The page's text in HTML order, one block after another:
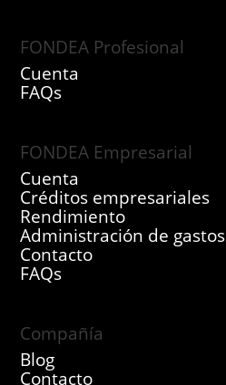
FONDEA Profesional
Cuenta
FAQs
FONDEA Empresarial
Cuenta
Créditos empresariales
Rendimiento
Administración de gastos
Contacto
FAQs
Compañía
Blog
Contacto